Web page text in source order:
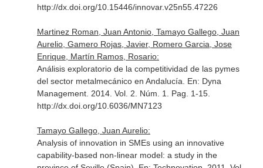
http://dx.doi.org/10.15446/innovar.v25n55.47226
Martinez Roman, Juan Antonio, Tamayo Gallego, Juan
Aurelio, Gamero Rojas, Javier, Romero Garcia, Jose
Enrique, Martín Ramos, Rosario:
Análisis exploratorio de la competitividad de las pymes
del sector metalmecánico en Andalucía. En: Dyna
Management. 2014. Vol. 2. Núm. 1. Pag. 1-15.
http://dx.doi.org/10.6036/MN7123
Tamayo Gallego, Juan Aurelio:
Analysis of innovation in SMEs using an innovative
capability-based non-linear model: a study in the